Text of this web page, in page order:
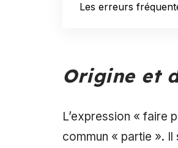
Les erreurs
Origine et
L’expression « faire
commun « partie ». Il